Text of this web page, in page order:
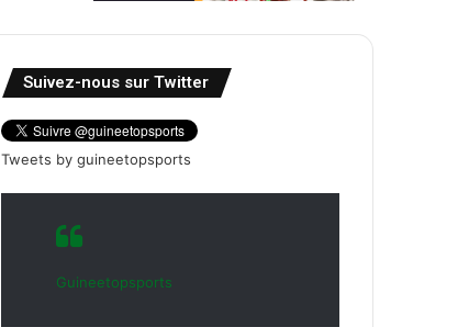
Suivez-nous sur Twitter
Tweets by guineetopsports
Guineetopsports